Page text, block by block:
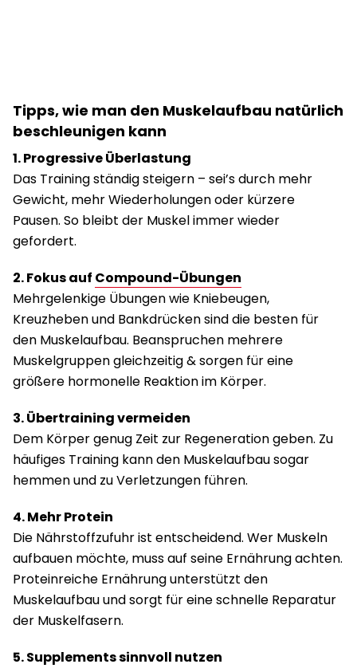
Tipps, wie man den Muskelaufbau natürlich
beschleunigen kann
1. Progressive Überlastung
Das Training ständig steigern – sei’s durch mehr
Gewicht, mehr Wiederholungen oder kürzere
Pausen. So bleibt der Muskel immer wieder
gefordert.
2. Fokus auf Compound-Übungen
Mehrgelenkige Übungen wie Kniebeugen,
Kreuzheben und Bankdrücken sind die besten für
den Muskelaufbau. Beanspruchen mehrere
Muskelgruppen gleichzeitig & sorgen für eine
größere hormonelle Reaktion im Körper.
3. Übertraining vermeiden
Dem Körper genug Zeit zur Regeneration geben. Zu
häufiges Training kann den Muskelaufbau sogar
hemmen und zu Verletzungen führen.
4. Mehr Protein
Die Nährstoffzufuhr ist entscheidend. Wer Muskeln
aufbauen möchte, muss auf seine Ernährung achten.
Proteinreiche Ernährung unterstützt den
Muskelaufbau und sorgt für eine schnelle Reparatur
der Muskelfasern.
5. Supplements sinnvoll nutzen